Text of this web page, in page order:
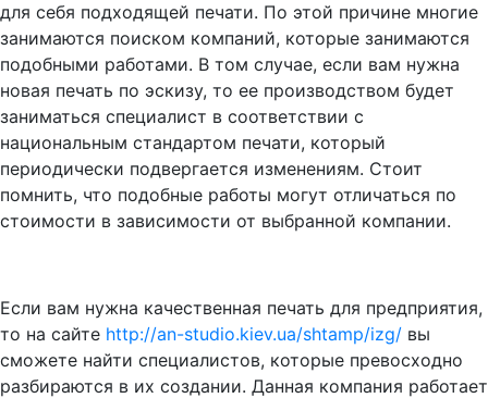
для себя подходящей печати. По этой причине многие
занимаются поиском компаний, которые занимаются
подобными работами. В том случае, если вам нужна
новая печать по эскизу, то ее производством будет
заниматься специалист в соответствии с
национальным стандартом печати, который
периодически подвергается изменениям. Стоит
помнить, что подобные работы могут отличаться по
стоимости в зависимости от выбранной компании.
Если вам нужна качественная печать для предприятия,
то на сайте http://an-studio.kiev.ua/shtamp/izg/ вы
сможете найти специалистов, которые превосходно
разбираются в их создании. Данная компания работает